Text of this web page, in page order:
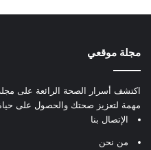
مجلة موقعي
اكتشف أسرار الصحة الرائعة على
مهمة لتعزيز صحتك والحصول على
الإتصال بنا
من نحن